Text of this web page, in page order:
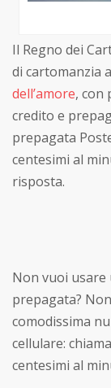
Il Regno dei
di cartomanzia
dell’amore, con
credito e
prepagata
centesimi al
risposta.
Non vuoi usare
prepagata?
comodissima
cellulare:
centesimi al